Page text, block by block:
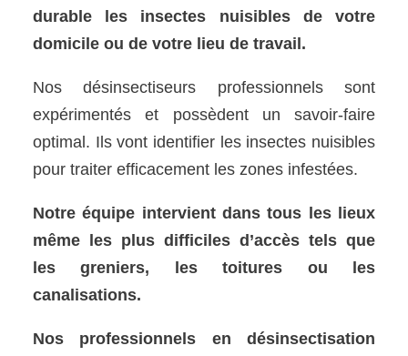
durable les insectes nuisibles de votre
domicile ou de votre lieu de travail.
Nos désinsectiseurs professionnels sont
expérimentés et possèdent un savoir-faire
optimal. Ils vont identifier les insectes nuisibles
pour traiter efficacement les zones infestées.
Notre équipe intervient dans tous les lieux
même les plus difficiles d’accès tels que
les greniers, les toitures ou les
canalisations.
Nos professionnels en désinsectisation